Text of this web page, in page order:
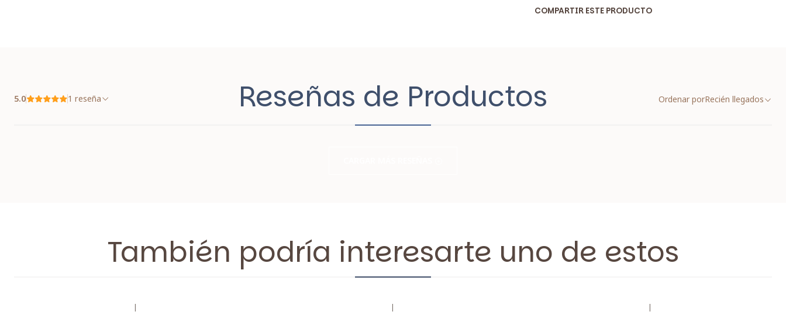
COMPARTIR ESTE PRODUCTO
Reseñas de Productos
5.0 1 reseña Ordenar porRecién llegados
También podría interesarte uno de estos
| | |